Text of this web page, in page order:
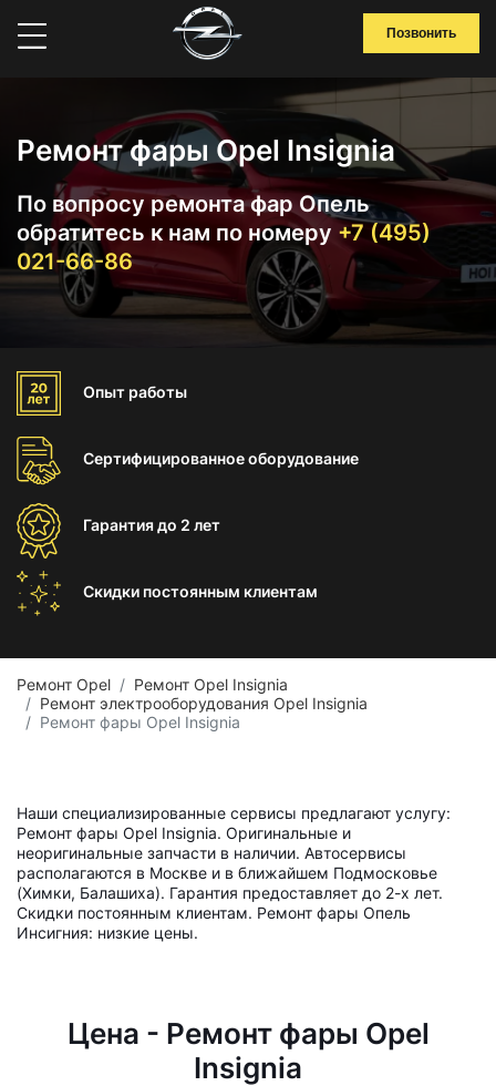
Позвонить
Ремонт фары Opel Insignia
По вопросу ремонта фар Опель
обратитесь к нам по номеру +7 (495)
021-66-86
Опыт работы
Сертифицированноеоборудование
Гарантиядо 2 лет
Скидки постоянным клиентам
Ремонт Opel
Ремонт Opel Insignia
Ремонт электрооборудования Opel Insignia
Ремонт фары Opel Insignia
Наши специализированные сервисы предлагают услугу:
Ремонт фары Opel Insignia. Оригинальные и
неоригинальные запчасти в наличии. Автосервисы
располагаются в Москве и в ближайшем Подмосковье
(Химки, Балашиха). Гарантия предоставляет до 2-х лет.
Скидки постоянным клиентам. Ремонт фары Опель
Инсигния: низкие цены.
Цена - Ремонт фары Opel
Insignia